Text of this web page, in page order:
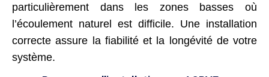
particulièrement dans les zones basses où
l’écoulement naturel est difficile. Une installation
correcte assure la fiabilité et la longévité de votre
système.